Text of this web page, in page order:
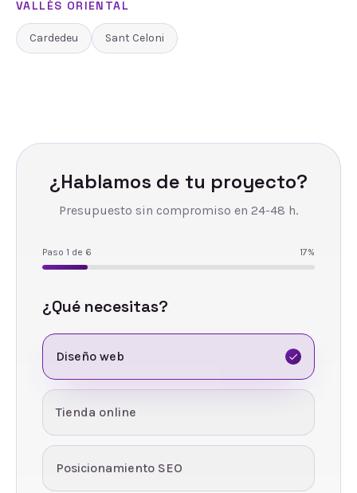
VALLÈS ORIENTAL
Cardedeu Sant Celoni
¿Hablamos de tu proyecto?
Presupuesto sin compromiso en 24-48 h.
Paso 1 de 6 17%
¿Qué necesitas?
Diseño web
Tienda online
Posicionamiento SEO